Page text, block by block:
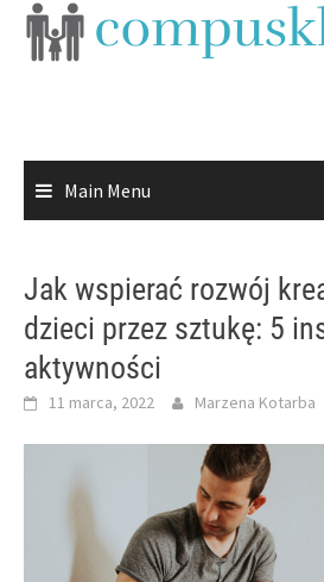
Skip
Main Menu
Jak wspierać rozwój
dzieci przez sztukę: 5
aktywności
11 marca, 2022 Marzena Kotarba